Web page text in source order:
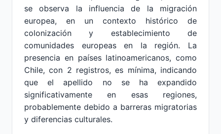
se observa la influencia de la migración
europea, en un contexto histórico de
colonización y establecimiento de
comunidades europeas en la región. La
presencia en países latinoamericanos, como
Chile, con 2 registros, es mínima, indicando
que el apellido no se ha expandido
significativamente en esas regiones,
probablemente debido a barreras migratorias
y diferencias culturales.